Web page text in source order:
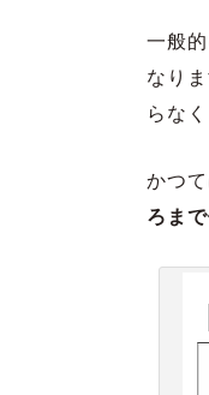
一般
なり
らな
かつ
ろま